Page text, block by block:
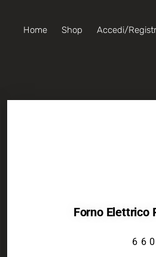
Home Shop Accedi/
Forno Elettrico